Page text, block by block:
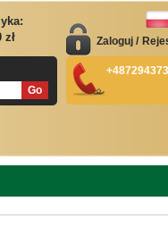
zł Zaloguj /